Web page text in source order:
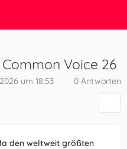
Voice 26
um 18:53 0 Antworten
den weltweit größten